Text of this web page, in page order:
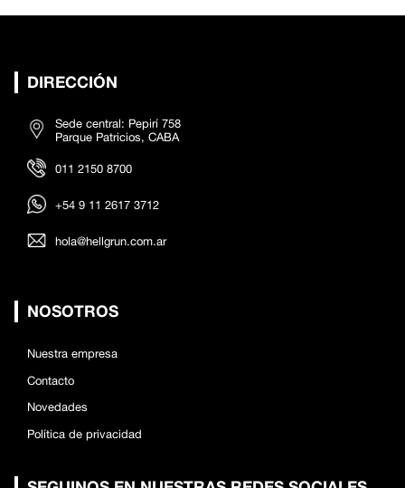
DIRECCIÓN
Sede central: Pepirí 758
Parque Patricios, CABA
011 2150 8700
+54 9 11 2617 3712
hola@hellgrun.com.ar
NOSOTROS
Nuestra empresa
Contacto
Novedades
Política de privacidad